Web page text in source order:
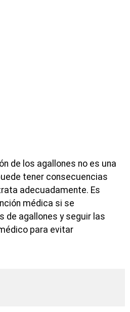
de los agallones no es una
tener consecuencias
adecuadamente. Es
médica si se
de agallones y seguir las
para evitar